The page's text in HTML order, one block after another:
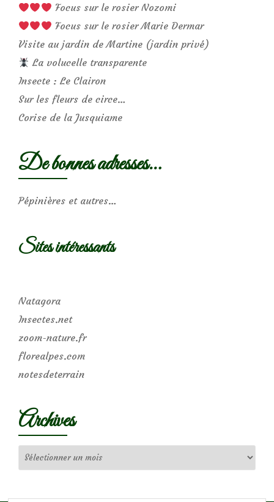
Focus sur le rosier Nozomi
Focus sur le rosier Marie Dermar
Visite au jardin de Martine (jardin privé)
La volucelle transparente
Insecte : Le Clairon
Sur les fleurs de circe…
Corise de la Jusquiame
De bonnes adresses…
Pépinières et autres…
Sites intéressants
Natagora
Insectes.net
zoom-nature.fr
florealpes.com
notesdeterrain
Archives